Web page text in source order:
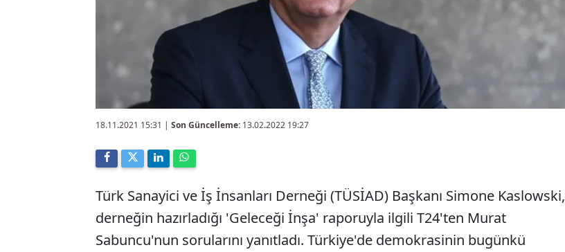
18.11.2021 15:31 | Son Güncelleme: 13.02.2022 19:27
Türk Sanayici ve İş İnsanları Derneği (TÜSİAD) Başkanı Simone Kaslowski,
derneğin hazırladığı 'Geleceği İnşa' raporuyla ilgili T24'ten Murat
Sabuncu'nun sorularını yanıtladı. Türkiye'de demokrasinin bugünkü